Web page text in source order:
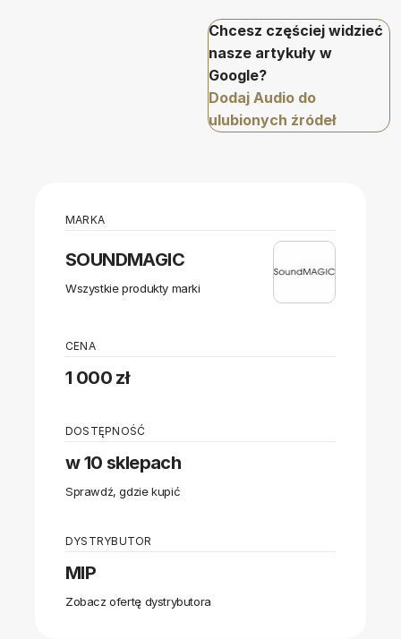
Chcesz częściej widzieć
nasze artykuły w
Google?
Dodaj Audio do
ulubionych źródeł
MARKA
SOUNDMAGIC
Wszystkie produkty marki
CENA
1 000 zł
DOSTĘPNOŚĆ
w 10 sklepach
Sprawdź, gdzie kupić
DYSTRYBUTOR
MIP
Zobacz ofertę dystrybutora